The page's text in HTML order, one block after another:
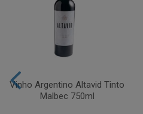
Vinho Argentino Altavid Tinto
Malbec 750ml